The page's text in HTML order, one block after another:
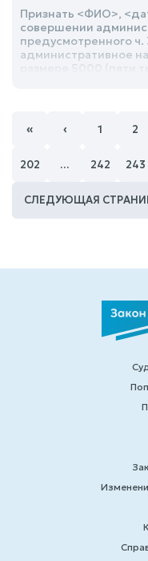
Признать <ФИО>,
совершении
предусмотренного ч.
административное
административным
« ‹ 1 2
202 … 242 243
СЛЕДУЮЩАЯ